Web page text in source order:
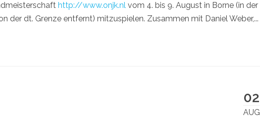
http://www.onjk.nl vom 4. bis 9. August in Borne (in der
der dt. Grenze entfernt) mitzuspielen. Zusammen mit Daniel Weber,...
02
AUG